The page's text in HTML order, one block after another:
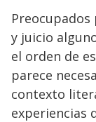
y juicio
el orden de
parece
contexto
experiencias